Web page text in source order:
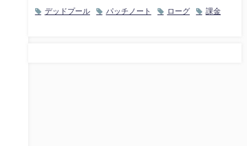
デッドプール パッチノート ローグ 課金